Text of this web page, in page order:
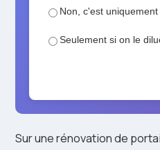
Non, c'est
Seulement si on le
Sur une rénovation de